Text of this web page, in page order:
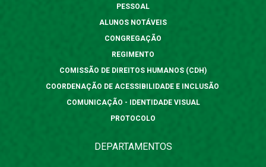
PESSOAL
ALUNOS NOTÁVEIS
CONGREGAÇÃO
REGIMENTO
COMISSÃO DE DIREITOS HUMANOS (CDH)
COORDENAÇÃO DE ACESSIBILIDADE E INCLUSÃO
COMUNICAÇÃO - IDENTIDADE VISUAL
PROTOCOLO
DEPARTAMENTOS